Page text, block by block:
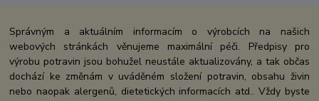
Správným a aktuálním informacím o výrobcích na našich
webových stránkách věnujeme maximální péči. Předpisy pro
výrobu potravin jsou bohužel neustále aktualizovány, a tak občas
dochází ke změnám v uváděném složení potravin, obsahu živin
nebo naopak alergenů, dietetických informacích atd.. Vždy byste